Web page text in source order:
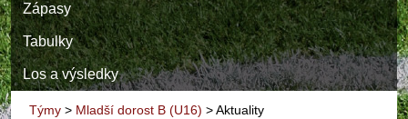
Zápasy
Tabulky
Los a výsledky
Týmy > Mladší dorost B (U16) >Aktuality